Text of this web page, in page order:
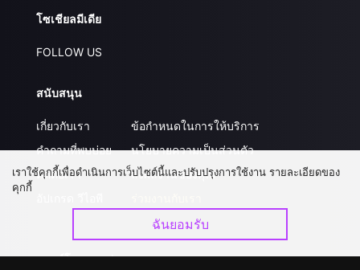
โซเชียลมีเดีย
FOLLOW US
สนับสนุน
เกี่ยวกับเรา
คำถามที่พบบ่อย
ติดต่อเรา
ข้อกำหนดในการให้บริการ
นโยบายความเป็นส่วนตัว
ส่งผลงานของคุณ
ดาวน์โหลดแอป
เราใช้คุกกี้เพื่อดำเนินการเว็บไซต์นี้และปรับปรุงการใช้งาน รายละเอียดของ
คุกกี้
ฉันยอมรับ